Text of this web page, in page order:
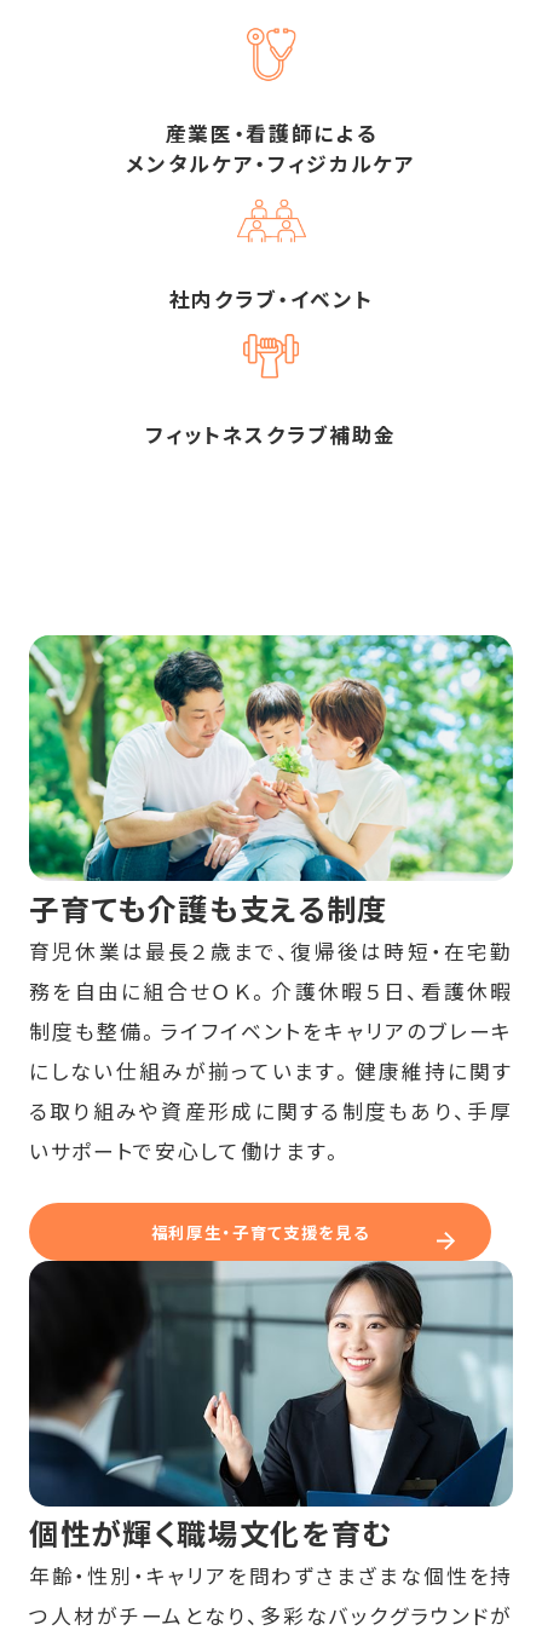
産業医・看護師による
メンタルケア・フィジカルケア
社内クラブ・イベント
フィットネスクラブ補助金
子育ても介護も支える制度
育児休業は最長２歳まで、復帰後は時短・在宅勤
務を自由に組合せＯＫ。介護休暇５日、看護休暇
制度も整備。ライフイベントをキャリアのブレーキ
にしない仕組みが揃っています。健康維持に関す
る取り組みや資産形成に関する制度もあり、手厚
いサポートで安心して働けます。
福利厚生・子育て支援を見る
個性が輝く職場文化を育む
年齢・性別・キャリアを問わずさまざまな個性を持
つ人材がチームとなり、多彩なバックグラウンドが